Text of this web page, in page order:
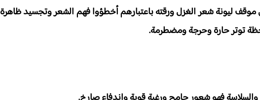
موقف ليونة شعر الغزل ورقته باعتبارهم أخطؤوا فهم الشعر وتجسيد ظاهرة
توتر حارة وحرجة ومضطرمة.